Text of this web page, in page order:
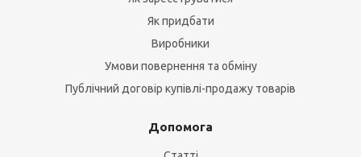
Як придбати
Виробники
Умови повернення та обміну
Публічний договір купівлі-продажу товарів
Допомога